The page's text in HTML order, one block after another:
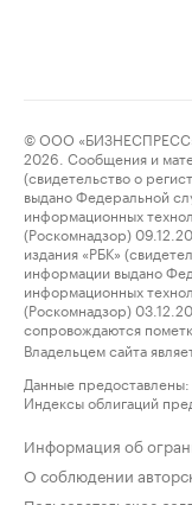
© ООО
2026. Сообщения и
(свидетельство о
выдано Федеральной
информационных
(Роскомнадзор)
издания «РБК»
информации выдано
информационных
(Роскомнадзор)
сопровождаются
Владельцем сайта
Данные предоставлены:
Индексы облигаций
Информация об
О соблюдении